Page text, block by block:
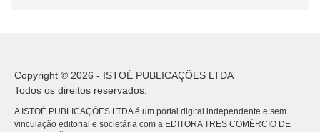
Copyright © 2026 - ISTOÉ PUBLICAÇÕES LTDA
Todos os direitos reservados.
A ISTOÉ PUBLICAÇÕES LTDA é um portal digital independente e sem
vinculação editorial e societária com a EDITORA TRES COMÉRCIO DE